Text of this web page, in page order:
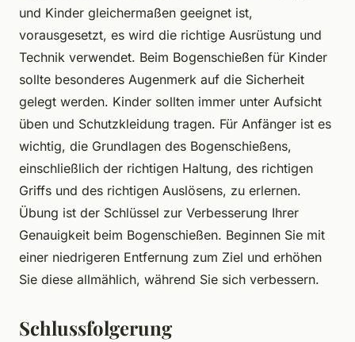
und Kinder gleichermaßen geeignet ist,
vorausgesetzt, es wird die richtige Ausrüstung und
Technik verwendet. Beim Bogenschießen für Kinder
sollte besonderes Augenmerk auf die Sicherheit
gelegt werden. Kinder sollten immer unter Aufsicht
üben und Schutzkleidung tragen. Für Anfänger ist es
wichtig, die Grundlagen des Bogenschießens,
einschließlich der richtigen Haltung, des richtigen
Griffs und des richtigen Auslösens, zu erlernen.
Übung ist der Schlüssel zur Verbesserung Ihrer
Genauigkeit beim Bogenschießen. Beginnen Sie mit
einer niedrigeren Entfernung zum Ziel und erhöhen
Sie diese allmählich, während Sie sich verbessern.
Schlussfolgerung